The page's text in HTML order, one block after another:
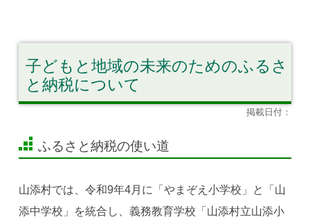
子どもと地域の未来のためのふるさ
と納税について
掲載日付：
ふるさと納税の使い道
山添村では、令和9年4月に「やまぞえ小学校」と「山
添中学校」を統合し、義務教育学校「山添村立山添小